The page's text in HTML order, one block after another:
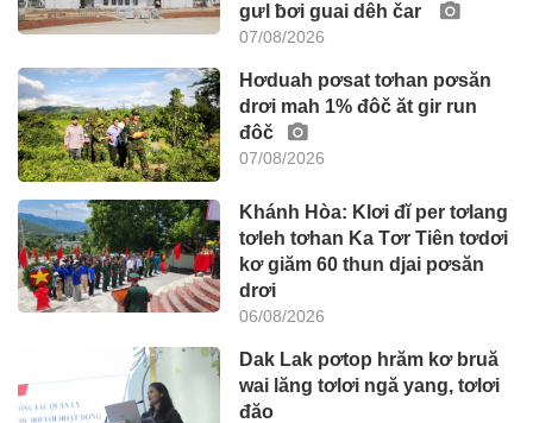
gưl ƀơi guai dêh čar
07/08/2026
Hơduah pơsat tơhan pơsăn
drơi mah 1% đôč ăt gir run
đôč
07/08/2026
Khánh Hòa: Klơi đĭ per tơlang
tơleh tơhan Ka Tơr Tiên tơdơi
kơ giăm 60 thun djai pơsăn
drơi
06/08/2026
Dak Lak pơtop hrăm kơ bruă
wai lăng tơlơi ngă yang, tơlơi
đăo